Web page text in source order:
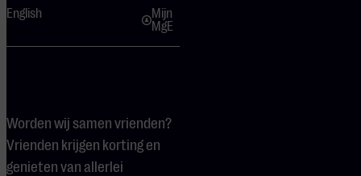
English
Mijn
MgE
Worden wij samen vrienden?
Vrienden krijgen korting en
genieten van allerlei